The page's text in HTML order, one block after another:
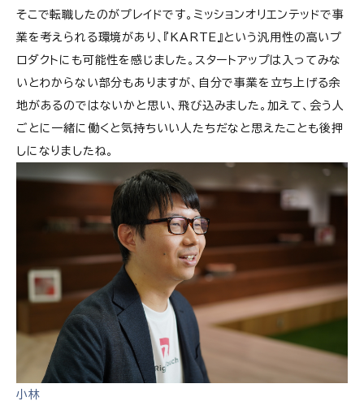
そこで転職したのがプレイドです。ミッションオリエンテッドで事
業を考えられる環境があり、『KARTE』という汎用性の高いプ
ロダクトにも可能性を感じました。スタートアップは入ってみな
いとわからない部分もありますが、自分で事業を立ち上げる余
地があるのではないかと思い、飛び込みました。加えて、会う人
ごとに一緒に働くと気持ちいい人たちだなと思えたことも後押
しになりましたね。
小林